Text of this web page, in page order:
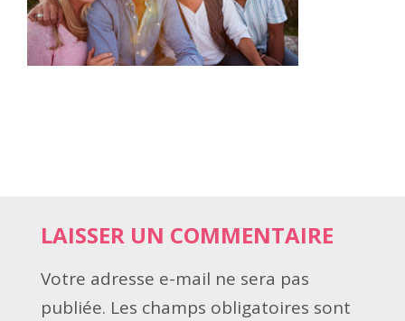
LAISSER UN COMMENTAIRE
Votre adresse e-mail ne sera pas
publiée. Les champs obligatoires sont